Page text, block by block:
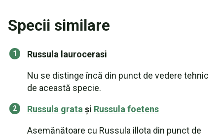
Specii similare
Russula laurocerasi
Nu se distinge încă din punct de vedere tehnic
de această specie.
Russula grata și Russula foetens
Asemănătoare cu Russula illota din punct de